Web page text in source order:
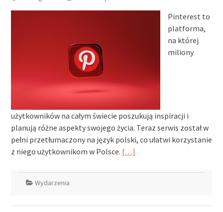
Pinterest to
platforma,
na której
miliony
użytkowników na całym świecie poszukują inspiracji i
planują różne aspekty swojego życia. Teraz serwis został w
pełni przetłumaczony na język polski, co ułatwi korzystanie
z niego użytkownikom w Polsce. […]
Wydarzenia